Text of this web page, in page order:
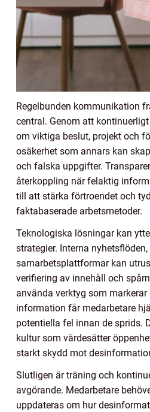
Regelbunden kommunikation
central. Genom att
om viktiga beslut, projekt och
osäkerhet som annars kan
och falska uppgifter.
återkoppling när felaktig
till att stärka förtroendet och
faktabaserade arbetsmetoder.
Teknologiska lösningar kan
strategier. Interna
samarbetsplattformar kan
verifiering av innehåll och
använda verktyg som
information får medarbetare
potentiella fel innan de sprids.
kultur som värdesätter
starkt skydd mot
Slutligen är träning och
avgörande. Medarbetare
uppdateras om hur